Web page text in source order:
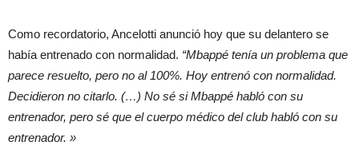
Como recordatorio, Ancelotti anunció hoy que su delantero se
había entrenado con normalidad. “Mbappé tenía un problema que
parece resuelto, pero no al 100%. Hoy entrenó con normalidad.
Decidieron no citarlo. (…) No sé si Mbappé habló con su
entrenador, pero sé que el cuerpo médico del club habló con su
entrenador. »